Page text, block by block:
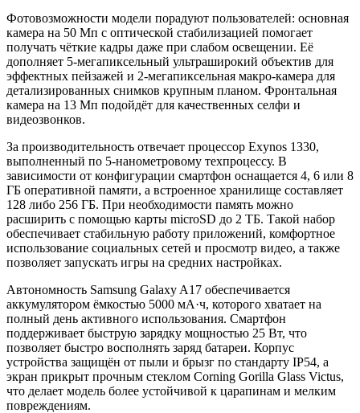
Фотовозможности модели порадуют пользователей: основная
камера на 50 Мп с оптической стабилизацией помогает
получать чёткие кадры даже при слабом освещении. Её
дополняет 5-мегапиксельный ультраширокий объектив для
эффектных пейзажей и 2-мегапиксельная макро-камера для
детализированных снимков крупным планом. Фронтальная
камера на 13 Мп подойдёт для качественных селфи и
видеозвонков.
За производительность отвечает процессор Exynos 1330,
выполненный по 5-нанометровому техпроцессу. В
зависимости от конфигурации смартфон оснащается 4, 6 или 8
ГБ оперативной памяти, а встроенное хранилище составляет
128 либо 256 ГБ. При необходимости память можно
расширить с помощью карты microSD до 2 ТБ. Такой набор
обеспечивает стабильную работу приложений, комфортное
использование социальных сетей и просмотр видео, а также
позволяет запускать игры на средних настройках.
Автономность Samsung Galaxy A17 обеспечивается
аккумулятором ёмкостью 5000 мА·ч, которого хватает на
полный день активного использования. Смартфон
поддерживает быструю зарядку мощностью 25 Вт, что
позволяет быстро восполнять заряд батареи. Корпус
устройства защищён от пыли и брызг по стандарту IP54, а
экран прикрыт прочным стеклом Corning Gorilla Glass Victus,
что делает модель более устойчивой к царапинам и мелким
повреждениям.